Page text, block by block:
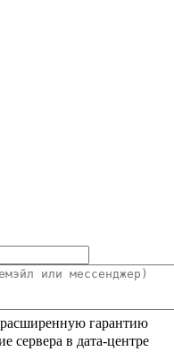
гарантию
сервера в дата-центре